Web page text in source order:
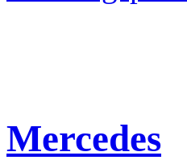
Mercedes